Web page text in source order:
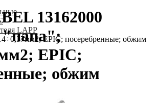
LAPP
EPIC; посеребренные; обжим
13162000
"папа";
EPIC;
обжим